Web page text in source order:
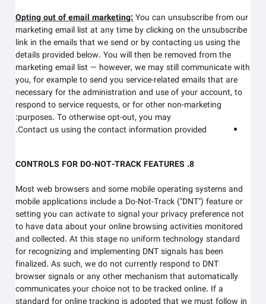
Opting out of email marketing:You can unsubscribe from our
marketing email list at any time by clicking on the unsubscribe
link in the emails that we send or by contacting us using the
details provided below. You will then be removed from the
marketing email list — however, we may still communicate with
you, for example to send you service-related emails that are
necessary for the administration and use of your account, to
respond to service requests, or for other non-marketing
purposes. To otherwise opt-out, you may:
Contact us using the contact information provided.
Most web browsers and some mobile operating systems and
mobile applications include a Do-Not-Track ("DNT") feature or
setting you can activate to signal your privacy preference not
to have data about your online browsing activities monitored
and collected. At this stage no uniform technology standard
for recognizing and implementing DNT signals has been
finalized. As such, we do not currently respond to DNT
browser signals or any other mechanism that automatically
communicates your choice not to be tracked online. If a